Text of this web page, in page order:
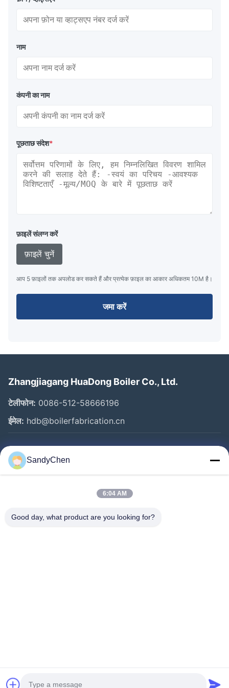
नाम
कंपनी का नाम
पूछताछ संदेश*
फ़ाइलें संलग्न करें
फ़ाइलें चुनें
आप 5 फ़ाइलों तक अपलोड कर सकते हैं और प्रत्येक फ़ाइल का आकार अधिकतम 10M है।
जमा करें
Zhangjiagang HuaDong Boiler Co., Ltd.
टेलीफोन: 0086-512-58666196
ईमेल: hdb@boilerfabrication.cn
त्वरित लिंक
घर
वीडियो
SandyChen
6:04 AM
Good day, what product are you looking for?